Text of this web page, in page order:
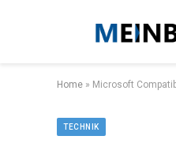
Home » Microsoft
TECHNIK